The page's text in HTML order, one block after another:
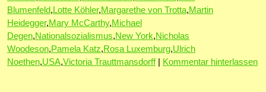
Blumenfeld, Lotte Köhler,Margarethe von Trotta,Martin
Heidegger,Mary McCarthy,Michael
Degen,Nationalsozialismus,New York,Nicholas
Woodeson,Pamela Katz,Rosa Luxemburg,Ulrich
Noethen,USA,Victoria Trauttmansdorff Kommentar hinterlassen